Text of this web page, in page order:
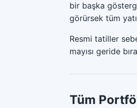
bir başka
görürsek tüm
Resmi tatiller
mayısı geride
Tüm